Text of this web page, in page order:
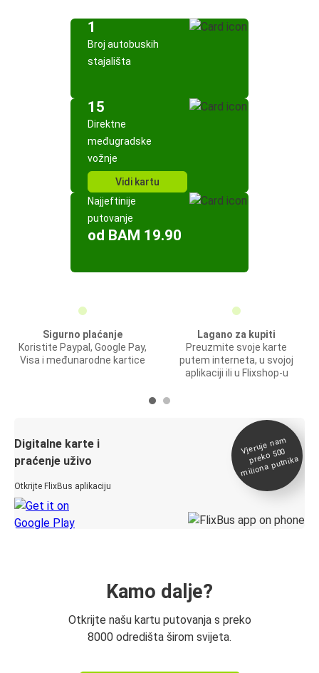
1
Broj autobuskih
stajališta
15
Direktne
međugradske
vožnje
Vidi kartu
Najjeftinije
putovanje
od BAM 19.90
Sigurno plaćanje
Koristite Paypal, Google Pay,
Visa i međunarodne kartice
Lagano za kupiti
Preuzmite svoje karte
putem interneta, u svojoj
aplikaciji ili u Flixshop-u
Digitalne karte i
praćenje uživo
Otkrijte FlixBus aplikaciju
Vjeruje na
m
preko 500
miliona putnika
Kamo dalje?
Otkrijte našu kartu putovanja s preko
8000 odredišta širom svijeta.